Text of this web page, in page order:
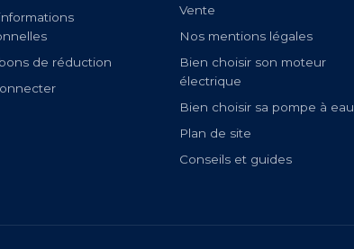
de réduction
Vente
Nos mentions légales
Bien choisir son moteur
électrique
Bien choisir sa pompe à eau
Plan de site
Conseils et guides